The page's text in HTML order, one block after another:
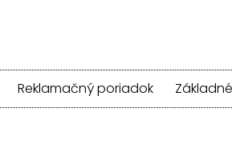
Reklamačný poriadok